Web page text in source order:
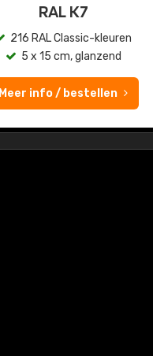
RAL K7
216 RAL Classic-kleuren
5 x 15 cm, glanzend
Meer info / bestellen